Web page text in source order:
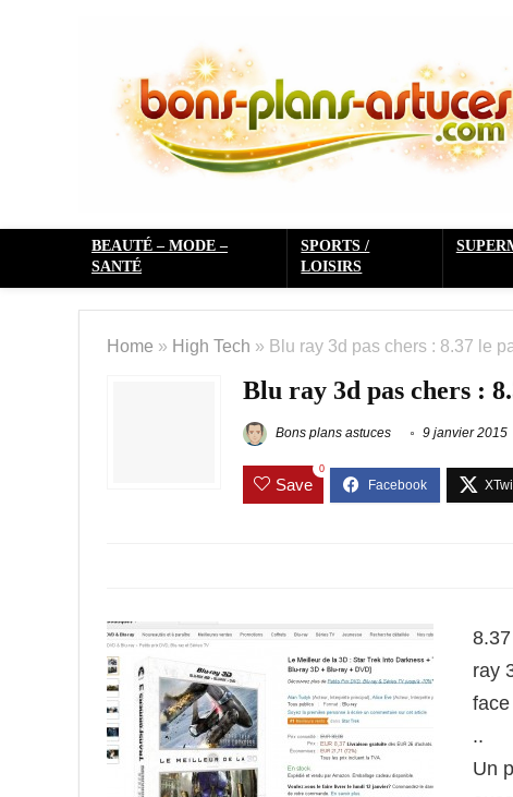
BEAUTÉ – MODE –
SANTÉ
SPORTS /
LOISIRS
Home » High Tech » Blu ray 3d pas chers : 8.37 le
Blu ray 3d pas chers :
Bons plans astuces 9 janvier 2015
Save
0
ray
..
Un